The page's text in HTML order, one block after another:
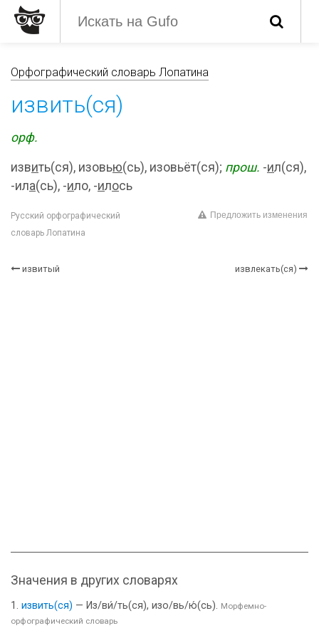
Орфографический словарь Лопатина
извить(ся)
орф.
извить(ся), изовью(сь), изовьёт(ся); прош. -ил(ся),
-ила(сь), -ило, -илось
Русский орфографический
словарь Лопатина
Предложить изменения
извитый извлекать(ся)
Значения в других словарях
извить(ся) — Из/ви́/ть(ся), изо/вь/ю́(сь). Морфемно-
орфографический словарь